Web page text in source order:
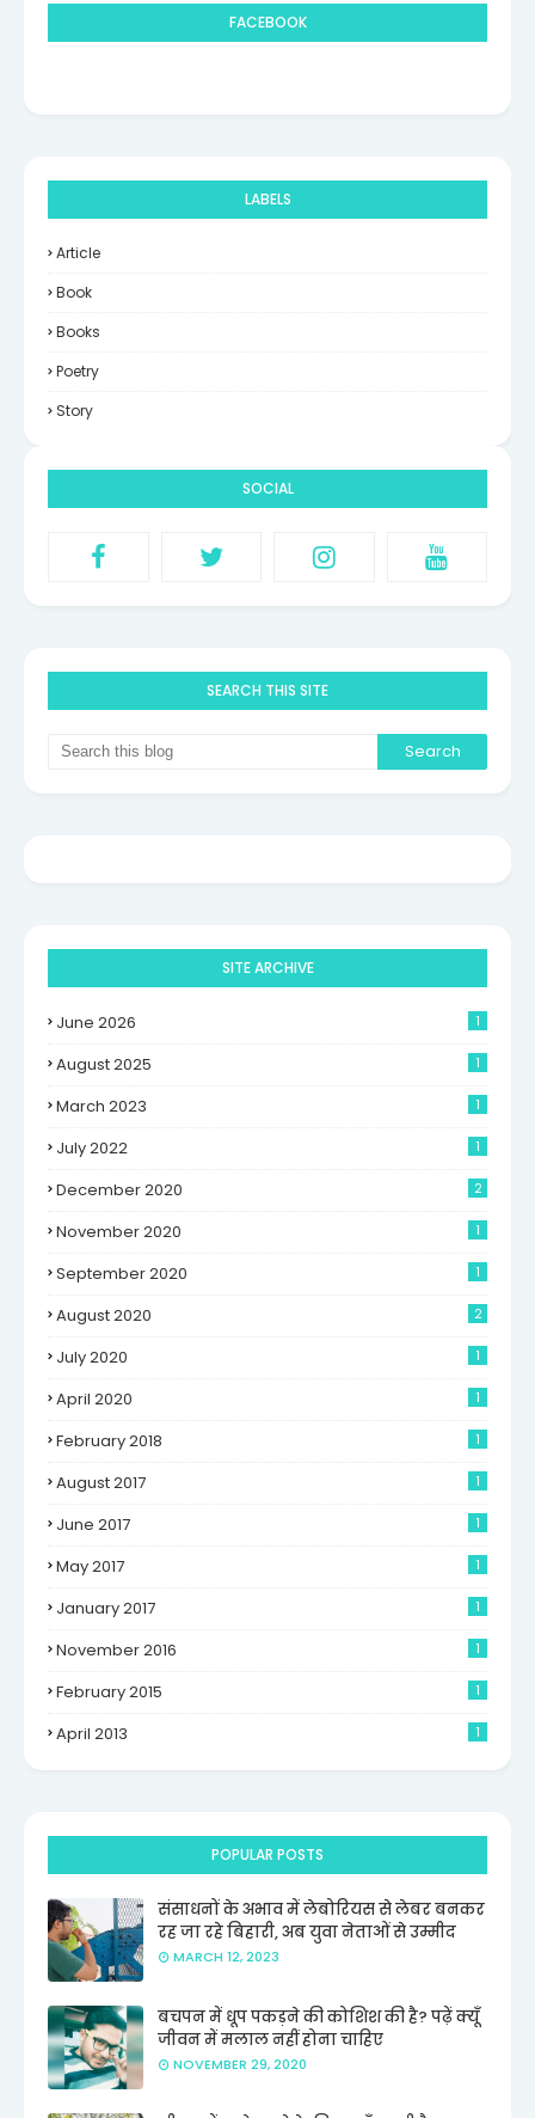
FACEBOOK
LABELS
Article
Book
Books
Poetry
Story
SOCIAL
SEARCH THIS SITE
SITE ARCHIVE
June 2026 1
August 2025 1
March 2023 1
July 2022 1
December 2020 2
November 2020 1
September 2020 1
August 2020 2
July 2020 1
April 2020 1
February 2018 1
August 2017 1
June 2017 1
May 2017 1
January 2017 1
November 2016 1
February 2015 1
April 2013 1
POPULAR POSTS
संसाधनों के अभाव में लेबोरियस से लेबर बनकर
रह जा रहे बिहारी, अब युवा नेताओं से उम्मीद
MARCH 12, 2023
बचपन में धूप पकड़ने की कोशिश की है? पढ़ें क्यूँ
जीवन में मलाल नहीं होना चाहिए
NOVEMBER 29, 2020